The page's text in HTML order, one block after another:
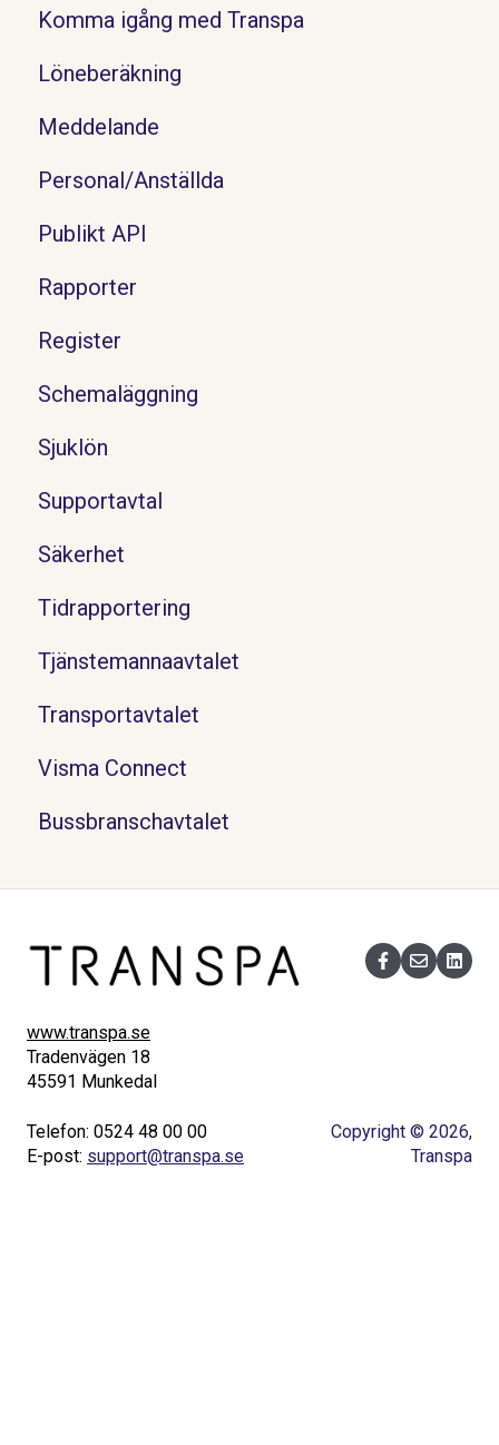
Komma igång med Transpa
Löneberäkning
Meddelande
Personal/Anställda
Publikt API
Rapporter
Register
Schemaläggning
Sjuklön
Supportavtal
Säkerhet
Tidrapportering
Tjänstemannaavtalet
Transportavtalet
Visma Connect
Bussbranschavtalet
www.transpa.se
Tradenvägen 18
45591 Munkedal
Telefon: 0524 48 00 00
E-post: support@transpa.se
Copyright © 2026,
Transpa